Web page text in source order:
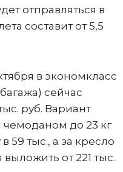
отправляться в
составит от 5,5
в экономкласс
сейчас
руб. Вариант
до 23 кг
59 тыс., а за кресло
от 221 тыс.